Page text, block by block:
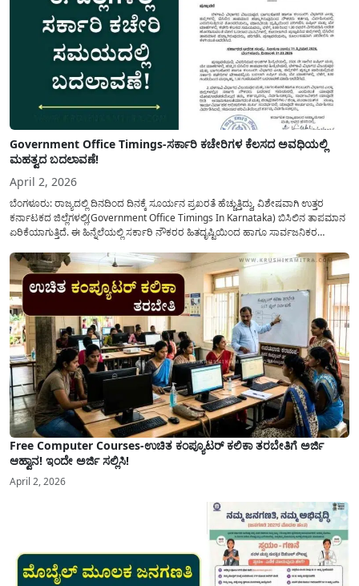
Government Office Timings-ಸರ್ಕಾರಿ ಕಚೇರಿಗಳ ಕೆಲಸದ ಅವಧಿಯಲ್ಲಿ
ಮಹತ್ವದ ಬದಲಾವಣೆ!
April 2, 2026
ಬೆಂಗಳೂರು: ರಾಜ್ಯದಲ್ಲಿ ದಿನದಿಂದ ದಿನಕ್ಕೆ ಸೂರ್ಯನ ಪ್ರಖರತೆ ಹೆಚ್ಚುತ್ತಿದ್ದು, ವಿಶೇಷವಾಗಿ ಉತ್ತರ
ಕರ್ನಾಟಕದ ಜಿಲ್ಲೆಗಳಲ್ಲಿ(Government Office Timings In Karnataka) ಬಿಸಿಲಿನ ತಾಪಮಾನ
ಏರಿಕೆಯಾಗುತ್ತಿದೆ. ಈ ಹಿನ್ನೆಲೆಯಲ್ಲಿ ಸರ್ಕಾರಿ ನೌಕರರ ಹಿತದೃಷ್ಟಿಯಿಂದ ಹಾಗೂ ಸಾರ್ವಜನಿಕರ
ಮತ್ತು ಕಲ್ಯಾಣ ಕರ್ನಾಟಕದ ಒಟ್ಟು 9 ಜಿಲ್ಲೆಗಳಲ್ಲಿ ಏಪ್ರಿಲ್...
Free Computer Courses-ಉಚಿತ ಕಂಪ್ಯೂಟರ್ ಕಲಿಕಾ ತರಬೇತಿಗೆ ಅರ್ಜಿ
ಆಹ್ವಾನ! ಇಂದೇ ಅರ್ಜಿ ಸಲ್ಲಿಸಿ!
April 2, 2026